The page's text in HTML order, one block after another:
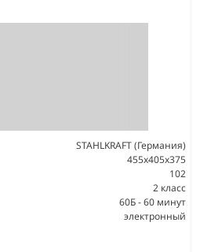
STAHLKRAFT (Германия)
455x405x375
102
2 класс
60Б - 60 минут
электронный